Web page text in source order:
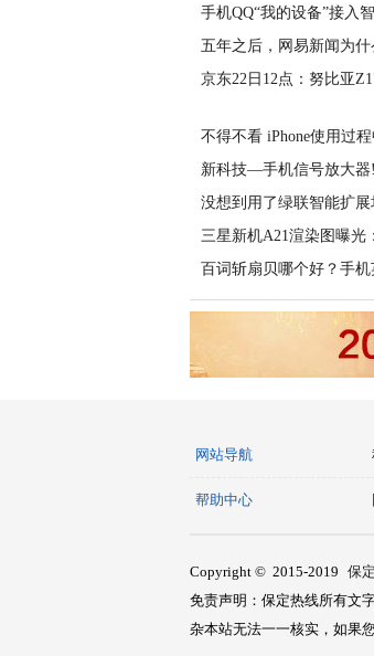
手机QQ“我的设备”接入
五年之后，网易新闻为
京东22日12点：努比亚
不得不看 iPhone使用过
新科技—手机信号放大器!
没想到用了绿联智能扩
三星新机A21渲染图曝光
百词斩扇贝哪个好？手机
网站导航
帮助中心
Copyright © 2015-2019 保
免责声明：保定热线所有文
杂本站无法一一核实，如果